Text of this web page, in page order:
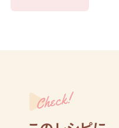
Check!